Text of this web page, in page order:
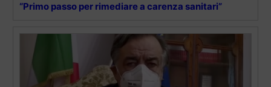
“Primo passo per rimediare a carenza sanitari”